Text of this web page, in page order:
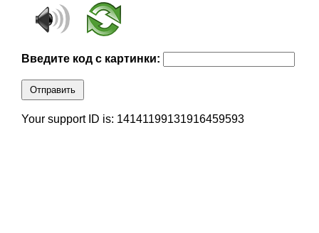
Введите код с картинки:
Отправить
Your support ID is: 14141199131916459593